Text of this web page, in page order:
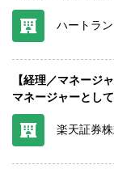
ハートラ
【経理／マネージ
マネージャーとし
楽天証券